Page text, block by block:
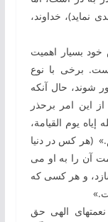
نماید)، خداوند،
بسیار اهمیت
برخی با نوع
شوند، حال ‏آنکه
این امر برحذر
یوم القیامة،
(هر كس در دنيا
آن را به‏ او می‏
و هر کسی‏ که
نعمت‏های الهی حق